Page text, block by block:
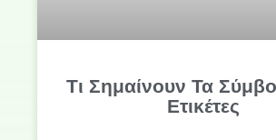
Τι Σημαίνουν Τα
Ετικέτες